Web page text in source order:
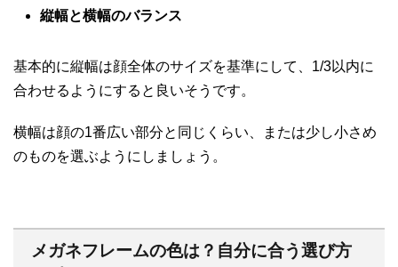
縦幅と横幅のバランス
基本的に縦幅は顔全体のサイズを基準にして、1/3以内に
合わせるようにすると良いそうです。
横幅は顔の1番広い部分と同じくらい、または少し小さめ
のものを選ぶようにしましょう。
メガネフレームの色は？自分に合う選び方